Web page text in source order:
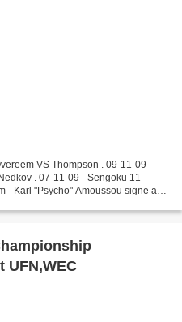
VS Thompson . 09-11-09 -
. 07-11-09 - Sengoku 11 -
Karl "Psycho" Amoussou signe au
UFN,WEC